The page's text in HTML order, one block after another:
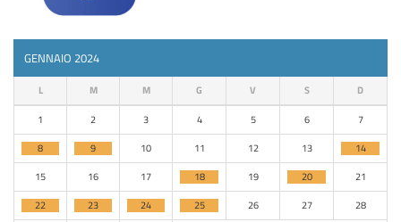
GENNAIO 2024
L M M G V S D
1 2 3 4 5 6
7
8
9 10 11 12 13
14
15
16 17 18 19 20
21
22
23 24 25 26 27
28